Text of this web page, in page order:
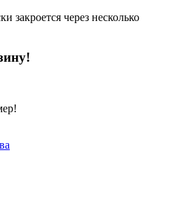
закроется через несколько